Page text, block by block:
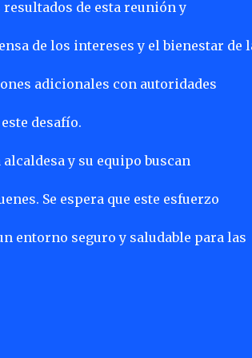
de esta reunión y
de los intereses y el bienestar de
adicionales con autoridades
desafío.
y su equipo buscan
Se espera que este esfuerzo
entorno seguro y saludable para las